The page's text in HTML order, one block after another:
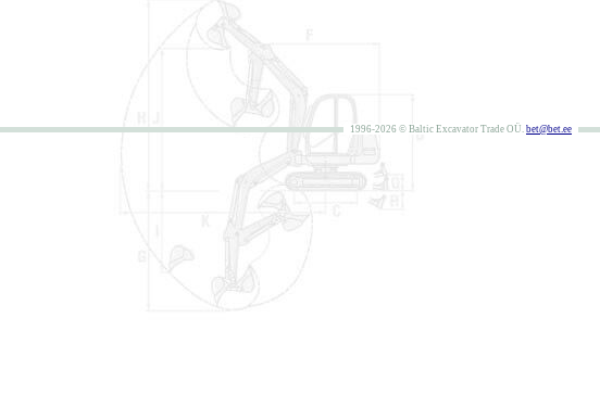
1996-2026 © Baltic Excavator Trade OÜ. bet@bet.ee